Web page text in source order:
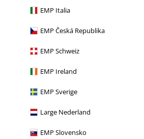
EMP Italia
EMP Česká Republika
EMP Schweiz
EMP Ireland
EMP Sverige
Large Nederland
EMP Slovensko
fans de los videojuegos
el interés por la ropa de LoL también haya